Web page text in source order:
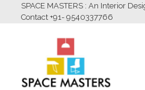
SPACE MASTERS : An Interior
Contact +91- 9540337766